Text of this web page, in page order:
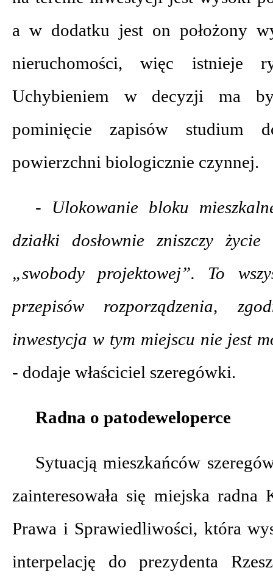
a w dodatku jest on położony
nieruchomości, więc istnieje
Uchybieniem w decyzji ma
pominięcie zapisów studium
powierzchni biologicznie czynnej.
- Ulokowanie bloku
działki dosłownie zniszczy
„swobody projektowej”. To
przepisów rozporządzenia,
inwestycja w tym miejscu nie jest
- dodaje właściciel szeregówki.
Radna o patodeweloperce
Sytuacją mieszkańców
zainteresowała się miejska
Prawa i Sprawiedliwości, która
interpelację do prezydenta